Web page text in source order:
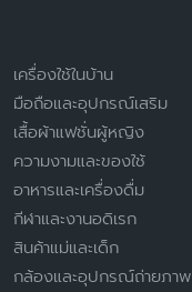
เครื่องใช้ในบ้าน
มือถือและอุปกรณ์เสริม
เสื้อผ้าแฟชั่นผู้หญิง
ความงามและของใช้
อาหารและเครื่องดื่ม
กีฬาและงานอดิเรก
สินค้าแม่และเด็ก
กล้องและอุปกรณ์ถ่ายภาพ